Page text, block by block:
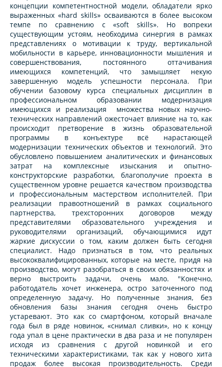
концепции компетентностной модели, обладатели ярко
выраженных «hard skills» осваиваются в более высоком
темпе по сравнению с «soft skills». Но вопреки
существующим устоям, необходима синергия в рамках
представлениях о мотивации к труду, вертикальной
мобильности в карьере, инновационности мышления и
совершенствования, постоянного оттачивания
имеющихся компетенций, что замышляет некую
завершенную модель успешности персонала. При
обучении базовому курса специальных дисциплин в
профессиональном образовании модернизация
имеющихся и реализация множества новых научно-
технических направлений ожесточает влияние на то, как
происходит претворение в жизнь образовательной
программы в конъектуре всё нарастающей
модернизации технических объектов и технологий. Это
обусловлено повышением аналитических и финансовых
затрат на комплексные изыскания и опытно-
конструкторские разработки, благополучие проекта в
существенном уровне решается качеством производства
и профессиональным мастерством исполнителей. При
реализации правоотношений в рамках социального
партнерства, трехсторонних договоров между
представителями образовательного учреждения и
руководителями организаций, обучающимися идут
жаркие дискуссии о том, каким должен быть сегодня
специалист. Надо признаться в том, что реальных
высококвалифицированных, которые на месте, придя на
производство, могут разобраться в своих обязанностях и
верно выстроить задачи, очень мало. "Конечно,
работодатель хочет инженера, остро заточенного под
определенную задачу. Но полученные знания, без
обновления базы знания сегодня очень быстро
устаревают. Это как со смартфоном, который вначале
года был в ряде новинок, «снимал сливки», но к концу
года упал в цене практически в два раза и не популярен
исходя из сравнения с другой новинкой и его
техническими характеристиками, так как у нового хита
продаж более высокая производительность. Среди